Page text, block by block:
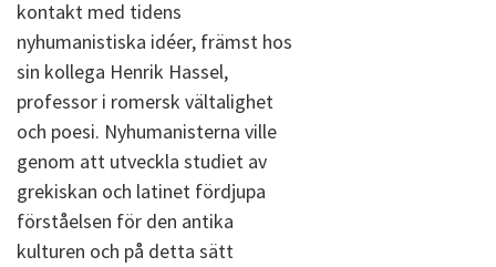
kontakt med tidens
nyhumanistiska idéer, främst hos
sin kollega Henrik Hassel,
professor i romersk vältalighet
och poesi. Nyhumanisterna ville
genom att utveckla studiet av
grekiskan och latinet fördjupa
förståelsen för den antika
kulturen och på detta sätt